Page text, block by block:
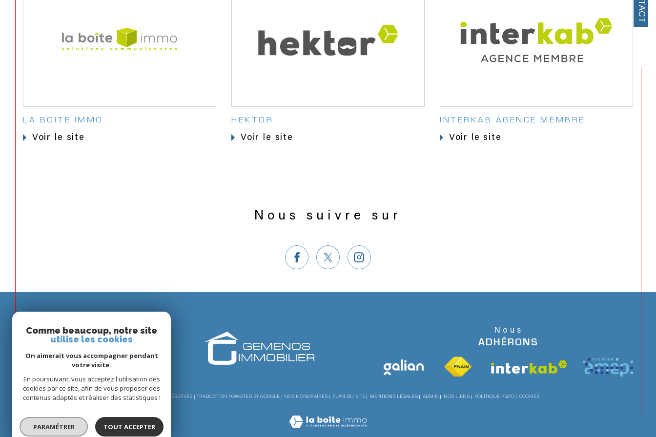
LA BOITE IMMO
voir le site
HEKTOR
voir le site
INTERKAB AGENCE MEMBRE
voir le site
Nous suivre sur
Espace
PROPRIÉTAIRE
Se connecter
Nous
ADHÉRONS
© 2026 | TOUS DROITS RÉSERVÉS | TRADUCTION POWERED BY GOOGLE | NOS HONORAIRES PLAN DU SITE MENTIONS LÉGALES ADMIN NOS LIENS POLITIQUE RGPD COOKIES
Comme beaucoup, notre site
utilise les cookies
On aimerait vous accompagner pendant
votre visite.
En poursuivant, vous acceptez l'utilisation des
cookies par ce site, afin de vous proposer des
contenus adaptés et réaliser des statistiques !
PARAMÉTRER TOUT ACCEPTER